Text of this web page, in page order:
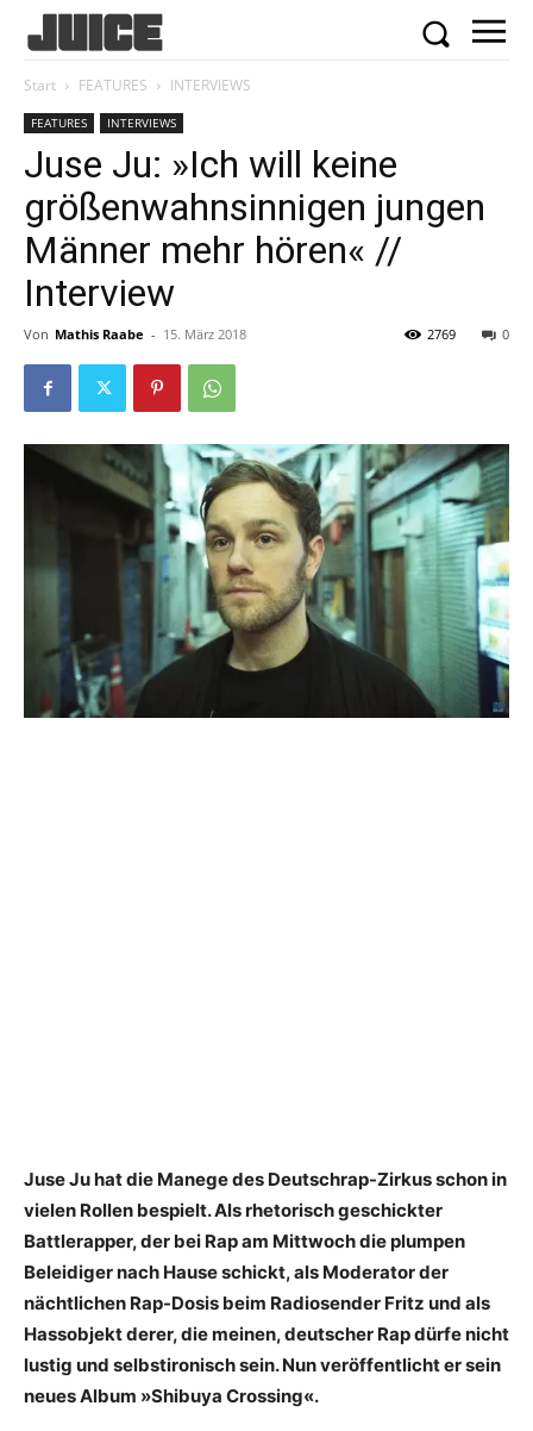
Start FEATURES INTERVIEWS
FEATURES INTERVIEWS
Juse Ju: »Ich will keine
größenwahnsinnigen jungen
Männer mehr hören« //
Interview
Von Mathis Raabe - 15. März 2018 0
2769
Juse Ju hat die Manege des Deutschrap-Zirkus schon in
vielen Rollen bespielt. Als rhetorisch geschickter
Battlerapper, der bei Rap am Mittwoch die plumpen
Beleidiger nach Hause schickt, als Moderator der
nächtlichen Rap-Dosis beim Radiosender Fritz und als
Hassobjekt derer, die meinen, deutscher Rap dürfe nicht
lustig und selbstironisch sein. Nun veröffentlicht er sein
neues Album »Shibuya Crossing«.